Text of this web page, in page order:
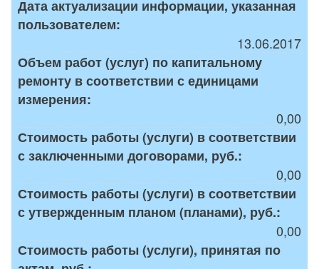
Дата актуализации информации, указанная
пользователем:
13.06.2017
Объем работ (услуг) по капитальному
ремонту в соответствии с единицами
измерения:
0,00
Стоимость работы (услуги) в соответствии
с заключенными договорами, руб.:
0,00
Стоимость работы (услуги) в соответствии
с утвержденным планом (планами), руб.:
0,00
Стоимость работы (услуги), принятая по